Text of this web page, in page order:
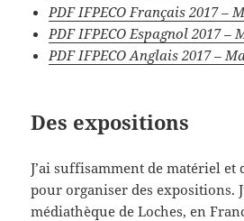
PDF IFPECO Français 2017 –
PDF IFPECO Espagnol 2017 –
PDF IFPECO Anglais 2017 –
Des expositions
J’ai suffisamment de matériel et
pour organiser des expositions.
médiathèque de Loches, en